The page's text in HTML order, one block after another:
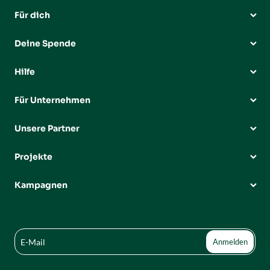
Für dich
Deine Spende
Hilfe
Für Unternehmen
Unsere Partner
Projekte
Kampagnen